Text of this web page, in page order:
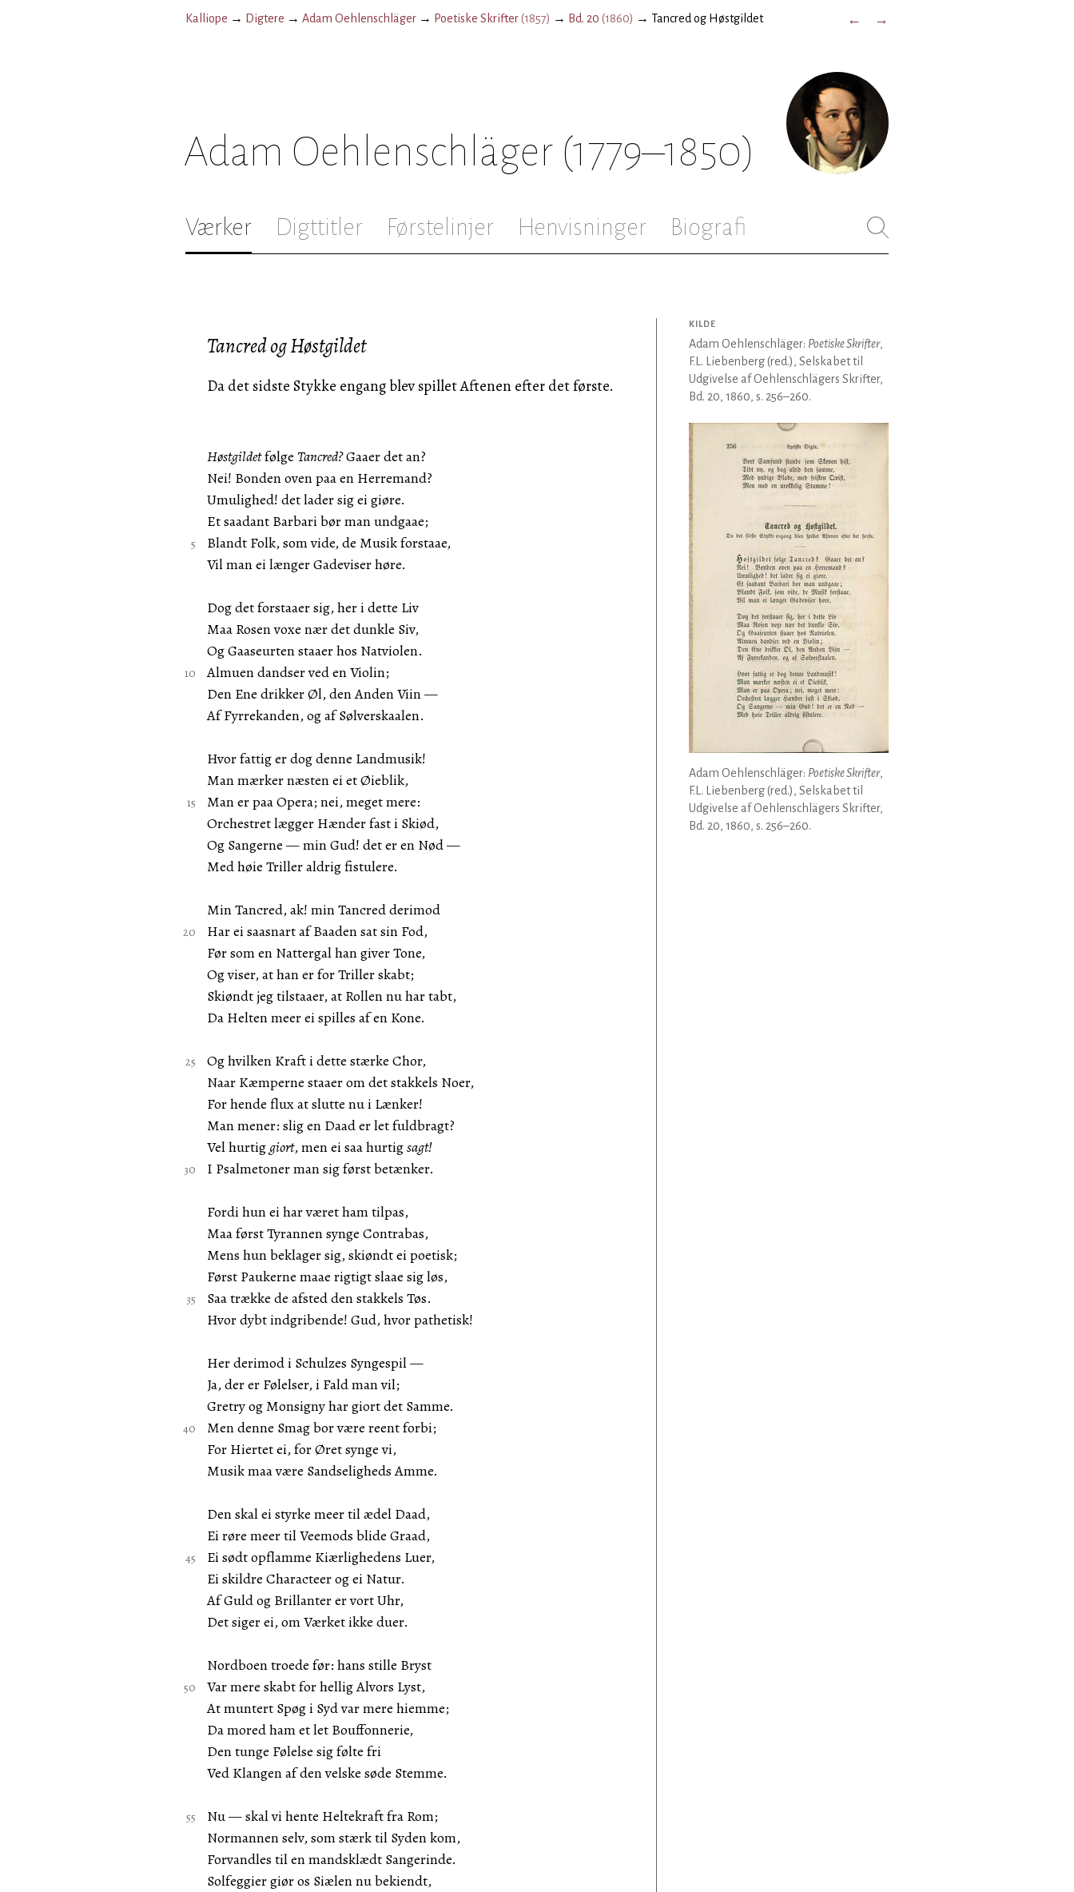
Kalliope → Digtere → Adam Oehlenschläger → Poetiske Skrifter(1857) → Bd. 20 (1860) → Tancred og Høstgildet ← →
Adam Oehlenschläger (1779–1850)
Værker Digttitler Førstelinjer Henvisninger Biografi
Tancred og Høstgildet
Da det sidste Stykke engang blev spillet Aftenen efter det første.
Høstgildetfølge Tancred?Gaaer det an?
Nei! Bonden oven paa en Herremand?
Umulighed! det lader sig ei giøre.
Et saadant Barbari bør man undgaae;
Blandt Folk, som vide, de Musik forstaae,
Vil man ei længer Gadeviser høre.
Dog det forstaaer sig, her i dette Liv
Maa Rosen voxe nær det dunkle Siv,
Og Gaaseurten staaer hos Natviolen.
Almuen dandser ved en Violin;
Den Ene drikker Øl, den Anden Viin —
Af Fyrrekanden, og af Sølverskaalen.
Hvor fattig er dog denne Landmusik!
Man mærker næsten ei et Øieblik,
Man er paa Opera; nei, meget mere:
Orchestret lægger Hænder fast i Skiød,
Og Sangerne — min Gud! det er en Nød —
Med høie Triller aldrig fistulere.
Min Tancred, ak! min Tancred derimod
Har ei saasnart af Baaden sat sin Fod,
Før som en Nattergal han giver Tone,
Og viser, at han er for Triller skabt;
Skiøndt jeg tilstaaer, at Rollen nu har tabt,
Da Helten meer ei spilles af en Kone.
Og hvilken Kraft i dette stærke Chor,
Naar Kæmperne staaer om det stakkels Noer,
For hende flux at slutte nu i Lænker!
Man mener: slig en Daad er let fuldbragt?
Vel hurtiggiort, men ei saa hurtigsagt!
I Psalmetoner man sig først betænker.
Fordi hun ei har været ham tilpas,
Maa først Tyrannen synge Contrabas,
Mens hun beklager sig, skiøndt ei poetisk;
Først Paukerne maae rigtigt slaae sig løs,
Saa trække de afsted den stakkels Tøs.
Hvor dybt indgribende! Gud, hvor pathetisk!
Her derimod i Schulzes Syngespil —
Ja, der er Følelser, i Fald man vil;
Gretry og Monsigny har giort det Samme.
Men denne Smag bor være reent forbi;
For Hiertet ei, for Øret synge vi,
Musik maa være Sandseligheds Amme.
Den skal ei styrke meer til ædel Daad,
Ei røre meer til Veemods blide Graad,
Ei sødt opflamme Kiærlighedens Luer,
Ei skildre Characteer og ei Natur.
Af Guld og Brillanter er vort Uhr,
Det siger ei, om Værket ikke duer.
Nordboen troede før: hans stille Bryst
Var mere skabt for hellig Alvors Lyst,
At muntert Spøg i Syd var mere hiemme;
Da mored ham et let Bouffonnerie,
Den tunge Følelse sig følte fri
Ved Klangen af den velske søde Stemme.
Nu — skal vi hente Heltekraft fra Rom;
Normannen selv, som stærk til Syden kom,
Forvandles til en mandsklædt Sangerinde.
Solfeggier giør os Siælen nu bekiendt,
KILDE
Adam Oehlenschläger: Poetiske Skrifter,
F.L. Liebenberg (red.), Selskabet til
Udgivelse af Oehlenschlägers Skrifter,
Bd. 20, 1860, s. 256–260.
Adam Oehlenschläger: Poetiske Skrifter,
F.L. Liebenberg (red.), Selskabet til
Udgivelse af Oehlenschlägers Skrifter,
Bd. 20, 1860, s. 256–260.